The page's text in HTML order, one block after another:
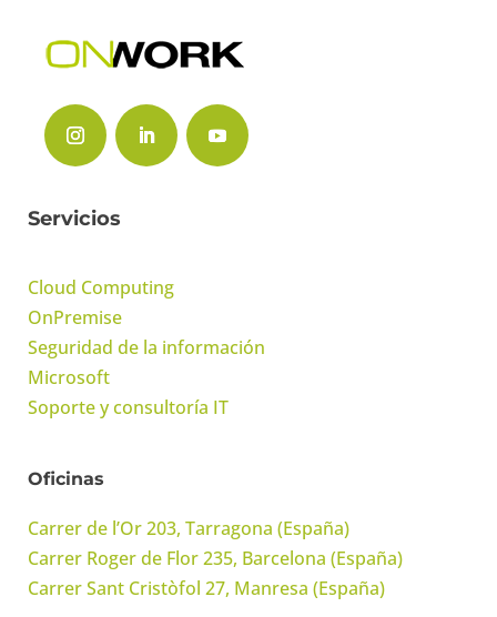
Servicios
Cloud Computing
OnPremise
Seguridad de la información
Microsoft
Soporte y consultoría IT
Oficinas
Carrer de l’Or 203, Tarragona (España)
Carrer Roger de Flor 235, Barcelona (España)
Carrer Sant Cristòfol 27, Manresa (España)